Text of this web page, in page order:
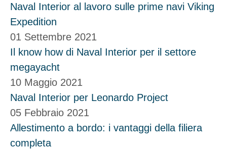
Naval Interior al lavoro sulle prime navi Viking
Expedition
01 Settembre 2021
Il know how di Naval Interior per il settore
megayacht
10 Maggio 2021
Naval Interior per Leonardo Project
05 Febbraio 2021
Allestimento a bordo: i vantaggi della filiera
completa